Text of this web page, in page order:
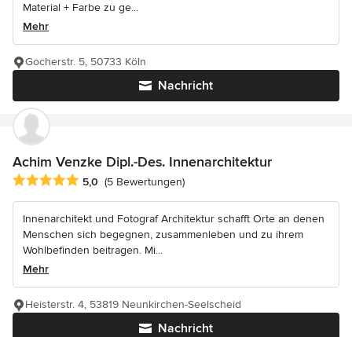
Material + Farbe zu ge...
Mehr
Nachricht
Gocherstr. 5, 50733 Köln
Achim Venzke Dipl.-Des. Innenarchitektur
Durchschnittliche Bewertung: 5 von 5 Sternen
5,0 (5 Bewertungen)
Innenarchitekt und Fotograf Architektur schafft Orte an denen
Menschen sich begegnen, zusammenleben und zu ihrem
Wohlbefinden beitragen. Mi...
Mehr
Nachricht
Heisterstr. 4, 53819 Neunkirchen-Seelscheid